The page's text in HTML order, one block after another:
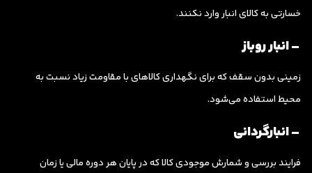
خسارتی به کالای انبار وارد نکنند.
– انبار روباز
زمینی بدون سقف که برای نگهداری کالاهای با مقاومت زیاد نسبت به
محیط استفاده می‌شود.
– انبارگردانی
فرایند بررسی و شمارش موجودی کالا که در پایان هر دوره مالی یا زمان